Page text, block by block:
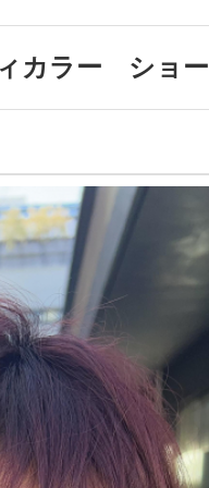
カラー ショー